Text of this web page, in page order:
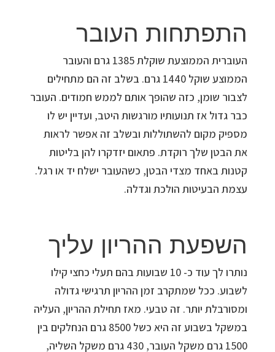
התפתחות העובר
העוברית הממוצעת שוקלת 1385 גרם והעובר
הממוצע שוקל 1440 גרם. בשלב זה הם מתחילים
לצבור שומן, כזה שהופך אותם לממש חמודים. העובר
כבר גדול אז תנועותיו מורגשות היטב, ועדיין יש לו
מספיק מקום להשתוללות ובשלב זה אפשר לראות
את הבטן שלך רוקדת. פתאום יזדקרו להן בליטות
קטנות באחד מצדי הבטן, כשהעובר ישלח יד או רגל.
עצמת הבעיטות הולכת וגדלה.
השפעת ההריון עליך
נותרו לך עוד כ- 10 שבועות בהם תעלי כחצי קילו
לשבוע. ככל שמתקרב זמן ההריון תרגישי גדולה
ומסורבלת יותר. זה טבעי. מאז תחילת ההריון, העליה
במשקל בשבוע זה היא כשל 8500 גרם הנחלקים בין
1500 גרם משקל העובר, 430 גרם משקל השליה,